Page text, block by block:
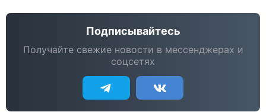
Подписывайтесь
Получайте свежие новости в мессенджерах и
соцсетях